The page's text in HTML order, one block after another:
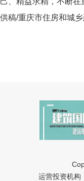
稿/重庆市住房和城
运营投资机构